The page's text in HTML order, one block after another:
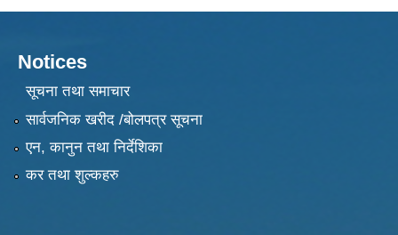
Notices
सूचना तथा समाचार
सार्वजनिक खरीद /बोलपत्र सूचना
एन, कानुन तथा निर्देशिका
कर तथा शुल्कहरु